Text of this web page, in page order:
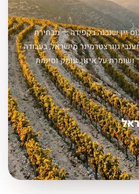
יין שנבנה בקפידה — מבחירת
גוורצטרמינר מישראל, בעבודה
על איזון, עומק וסיומת